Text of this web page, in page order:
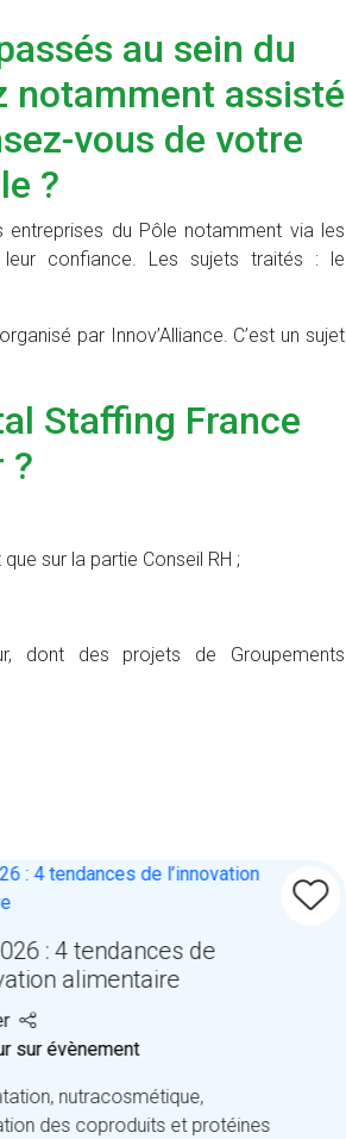
au sein du
notamment assisté
vous de votre
?
du Pôle notamment via les
confiance. Les sujets traités : le
par Innov’Alliance. C’est un sujet
Staffing France
?
sur la partie Conseil RH ;
dont des projets de Groupements
: 4 tendances de
alimentaire
sur évènement
nutracosmétique,
des coproduits et protéines